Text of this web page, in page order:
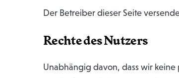
Der Betreiber dieser Seite
Rechte des Nutzers
Unabhängig davon, dass wir keine